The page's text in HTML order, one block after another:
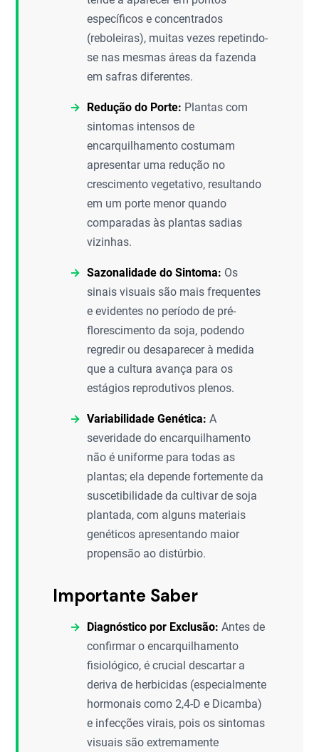
específicos e concentrados
(reboleiras), muitas vezes repetindo-
se nas mesmas áreas da fazenda
em safras diferentes.
Redução do Porte: Plantas com
sintomas intensos de
encarquilhamento costumam
apresentar uma redução no
crescimento vegetativo, resultando
em um porte menor quando
comparadas às plantas sadias
vizinhas.
Sazonalidade do Sintoma: Os
sinais visuais são mais frequentes
e evidentes no período de pré-
florescimento da soja, podendo
regredir ou desaparecer à medida
que a cultura avança para os
estágios reprodutivos plenos.
Variabilidade Genética: A
severidade do encarquilhamento
não é uniforme para todas as
plantas; ela depende fortemente da
suscetibilidade da cultivar de soja
plantada, com alguns materiais
genéticos apresentando maior
propensão ao distúrbio.
Importante Saber
Diagnóstico por Exclusão: Antes de
confirmar o encarquilhamento
fisiológico, é crucial descartar a
deriva de herbicidas (especialmente
hormonais como 2,4-D e Dicamba)
e infecções virais, pois os sintomas
visuais são extremamente